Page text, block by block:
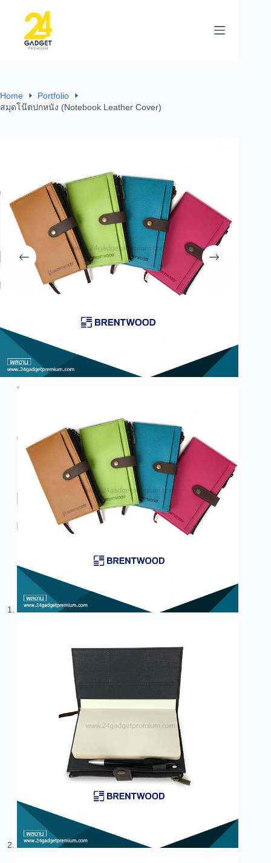
Home
Portfolio
สมุดโน๊ตปกหนัง (Notebook Leather Cover)